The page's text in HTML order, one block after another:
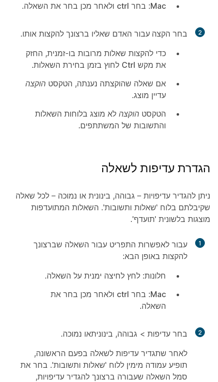
Mac: בחר ctrl ולאחר מכן בחר את השאלה.
2 בחר הקצה עבור האדם שאליו ברצונך להקצות אותו.
כדי להקצות שאלות מרובות בו-זמנית, החזק
את מקש Ctrl לחוץ בזמן בחירת השאלות.
אם שאלה שהוקצתה נענתה, הטקסט הוקצה
עדיין מוצג.
הטקסט הוקצה לא מוצג בלוחות השאלות
והתשובות של המשתתפים.
הגדרת עדיפות לשאלה
ניתן להגדיר עדיפויות – גבוהה, בינונית או נמוכה – לכל שאלה
שקיבלתם בלוח 'שאלות ותשובות'. השאלות המתועדפות
מוצגות בלשונית 'תועדף'.
1
עבור לאפשרות התפריט עבור השאלה שברצונך
להקצות באופן הבא:
חלונות: לחץ לחיצה ימנית על השאלה.
Mac: בחר ctrl ולאחר מכן בחר את
השאלה.
2
בחר עדיפות > גבוהה, בינוניתאו נמוכה.
לאחר שתגדיר עדיפות לשאלה בפעם הראשונה,
תופיע עמודה מימין ללוח 'שאלות ותשובות'. בחר את
סמל השאלה שעבורה ברצונך להגדיר עדיפויות,